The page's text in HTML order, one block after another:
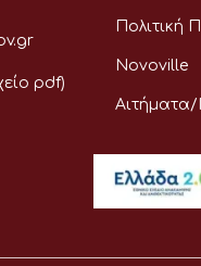
pdf)
Πολιτική
Novoville